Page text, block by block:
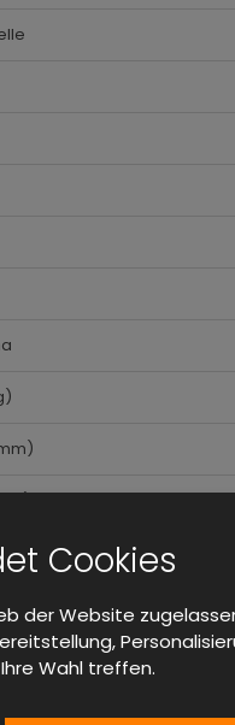
Cookies
der Website
Wahl treffen.